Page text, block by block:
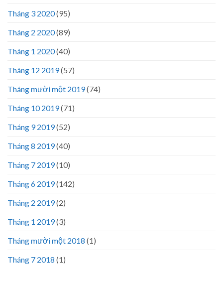
Tháng 3 2020(95)
Tháng 2 2020(89)
Tháng 1 2020(40)
Tháng 12 2019(57)
Tháng mười một 2019(74)
Tháng 10 2019(71)
Tháng 9 2019(52)
Tháng 8 2019(40)
Tháng 7 2019(10)
Tháng 6 2019(142)
Tháng 2 2019(2)
Tháng 1 2019(3)
Tháng mười một 2018 (1)
Tháng 7 2018 (1)